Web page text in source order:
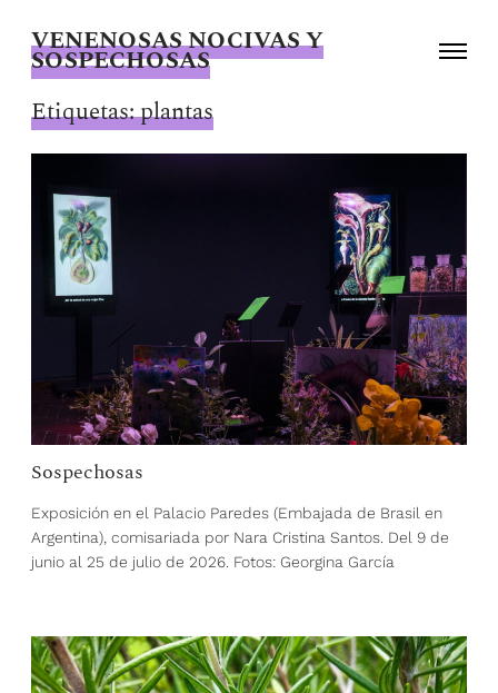
VENENOSAS NOCIVAS Y
SOSPECHOSAS
Giselle
Beiguelman
Alternar
Etiquetas:plantas
Sospechosas
Exposición en el Palacio Paredes (Embajada de Brasil en
Argentina), comisariada por Nara Cristina Santos. Del 9 de
junio al 25 de julio de 2026. Fotos: Georgina García